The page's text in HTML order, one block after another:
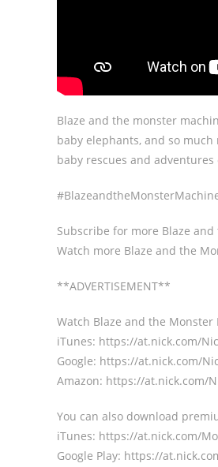
Blaze and the monster
baby elephants, and so
baby rescues and
Subscribe for more Blaze
Watch more Blaze and the
**ADVERTISEMENT**
Watch Blaze and the Monster
iTunes: https://at.nick.com/
Google: https://at.nick.com/
Amazon: https://at.nick.com/
You can also download
iTunes: https://at.nick.com/
Google Play: https://